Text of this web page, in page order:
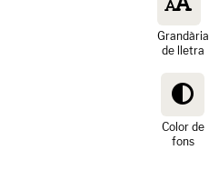
Grandària
de lletra
Color de
fons